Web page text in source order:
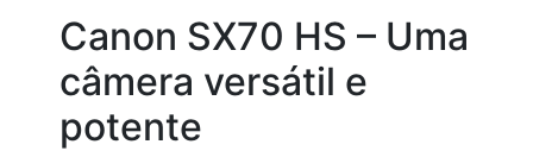
Canon SX70 HS – Uma
câmera versátil e
potente